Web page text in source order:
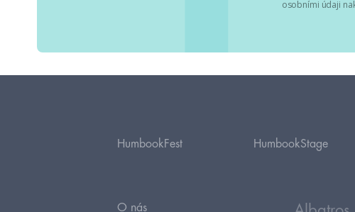
osobními údaji
HumbookFest HumbookStage
O nás